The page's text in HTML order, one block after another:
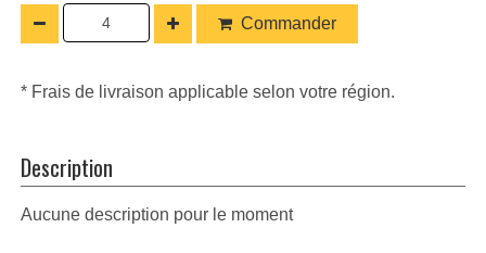
Commander
* Frais de livraison applicable selon votre région.
Description
Aucune description pour le moment